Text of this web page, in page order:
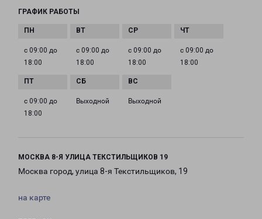
ГРАФИК РАБОТЫ
с 09:00 до
18:00
с 09:00 до
18:00
с 09:00 до
18:00
с 09:00 до
18:00
с 09:00 до
18:00
Выходной Выходной
МОСКВА 8-Я УЛИЦА ТЕКСТИЛЬЩИКОВ 19
Москва город, улица 8-я Текстильщиков, 19
на карте